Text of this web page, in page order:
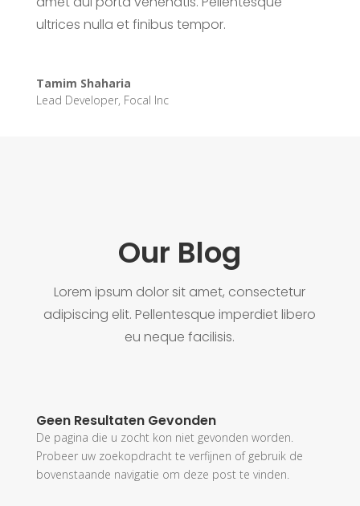
ultrices nulla et finibus tempor.
Tamim Shaharia
Lead Developer, Focal Inc
Our Blog
Lorem ipsum dolor sit amet, consectetur
adipiscing elit. Pellentesque imperdiet libero
eu neque facilisis.
Geen Resultaten Gevonden
De pagina die u zocht kon niet gevonden worden.
Probeer uw zoekopdracht te verfijnen of gebruik de
bovenstaande navigatie om deze post te vinden.